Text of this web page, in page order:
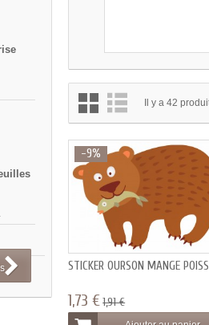
Il y a 42
STICKER OURSON MANGE
-9%
1,73 €1,91 €